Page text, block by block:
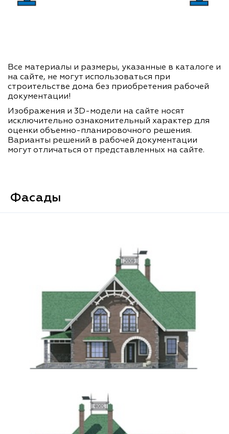
Все материалы и размеры, указанные в каталоге и
на сайте, не могут использоваться при
строительстве дома без приобретения рабочей
документации!
Изображения и 3D-модели на сайте носят
исключительно ознакомительный характер для
оценки объемно-планировочного решения.
Варианты решений в рабочей документации
могут отличаться от представленных на сайте.
Фасады